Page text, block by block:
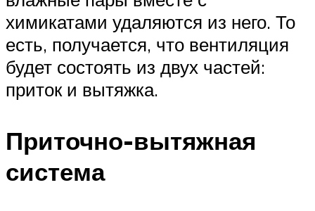
химикатами удаляются из него. То
есть, получается, что вентиляция
будет состоять из двух частей:
приток и вытяжка.
Приточно-вытяжная
система